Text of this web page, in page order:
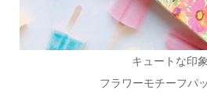
キュートな印
フラワーモチーフパ